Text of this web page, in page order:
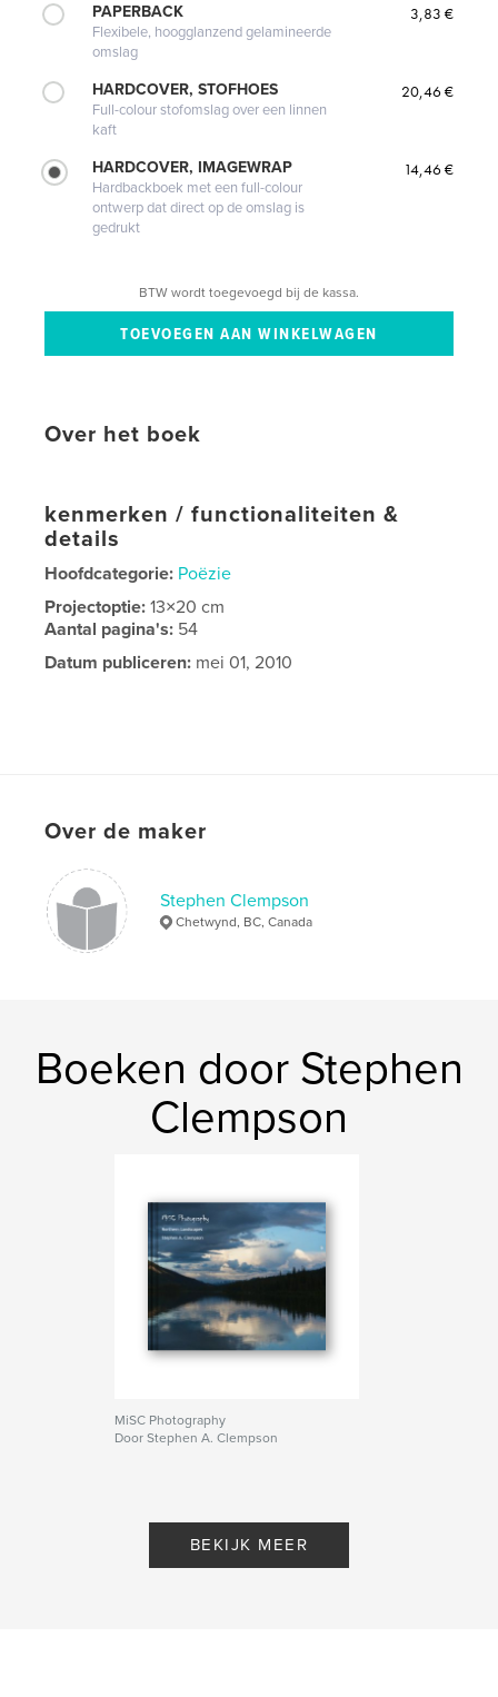
PAPERBACK
Flexibele, hoogglanzend gelamineerde
omslag
3,83 €
HARDCOVER, STOFHOES
Full-colour stofomslag over een linnen
kaft
20,46 €
HARDCOVER, IMAGEWRAP
Hardbackboek met een full-colour
ontwerp dat direct op de omslag is
gedrukt
14,46 €
BTW wordt toegevoegd bij de kassa.
Over het boek
kenmerken / functionaliteiten &
details
Hoofdcategorie: Poëzie
Projectoptie:13×20 cm
Aantal pagina's: 54
Datum publiceren: mei 01, 2010
Over de maker
Stephen Clempson
Chetwynd, BC, Canada
Boeken door Stephen
Clempson
MiSC Photography
Door Stephen A. Clempson
BEKIJK MEER